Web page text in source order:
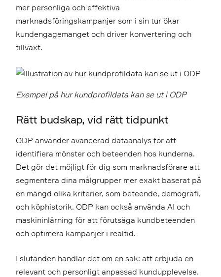
mer personliga och effektiva
marknadsföringskampanjer som i sin tur ökar
kundengagemanget och driver konvertering och
tillväxt.
Exempel på hur kundprofildata kan se ut i ODP
Rätt budskap, vid rätt tidpunkt
ODP använder avancerad dataanalys för att
identifiera mönster och beteenden hos kunderna.
Det gör det möjligt för dig som marknadsförare att
segmentera dina målgrupper mer exakt baserat på
en mängd olika kriterier, som beteende, demografi,
och köphistorik. ODP kan också använda AI och
maskininlärning för att förutsäga kundbeteenden
och optimera kampanjer i realtid.
I slutänden handlar det om en sak: att erbjuda en
relevant och personligt anpassad kundupplevelse.